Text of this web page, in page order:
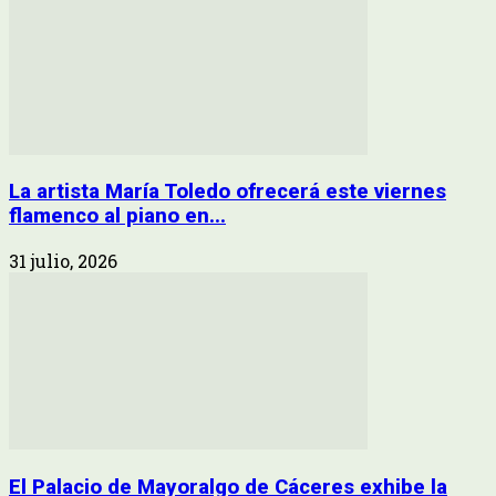
La artista María Toledo ofrecerá este viernes
flamenco al piano en...
31 julio, 2026
El Palacio de Mayoralgo de Cáceres exhibe la